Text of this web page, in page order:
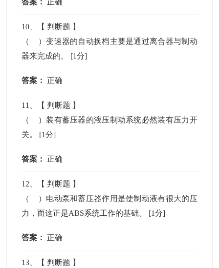
答案： 正确
10 、【 判断题 】
（ ）变速器的自动换档主要是通过离合器与制动
器来完成的。 [1分]
答案： 正确
11 、【 判断题 】
（ ）装有蓄压器的液压制动系统必然装有压力开
关。 [1分]
答案： 正确
12 、【 判断题 】
（ ）电动泵和蓄压器作用是使制动液有很大的压
力，而这正是ABS系统工作的基础。 [1分]
答案： 正确
13 、【 判断题 】